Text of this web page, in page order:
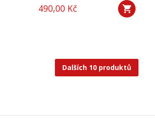
490,00 Kč
Dalších 10 produktů